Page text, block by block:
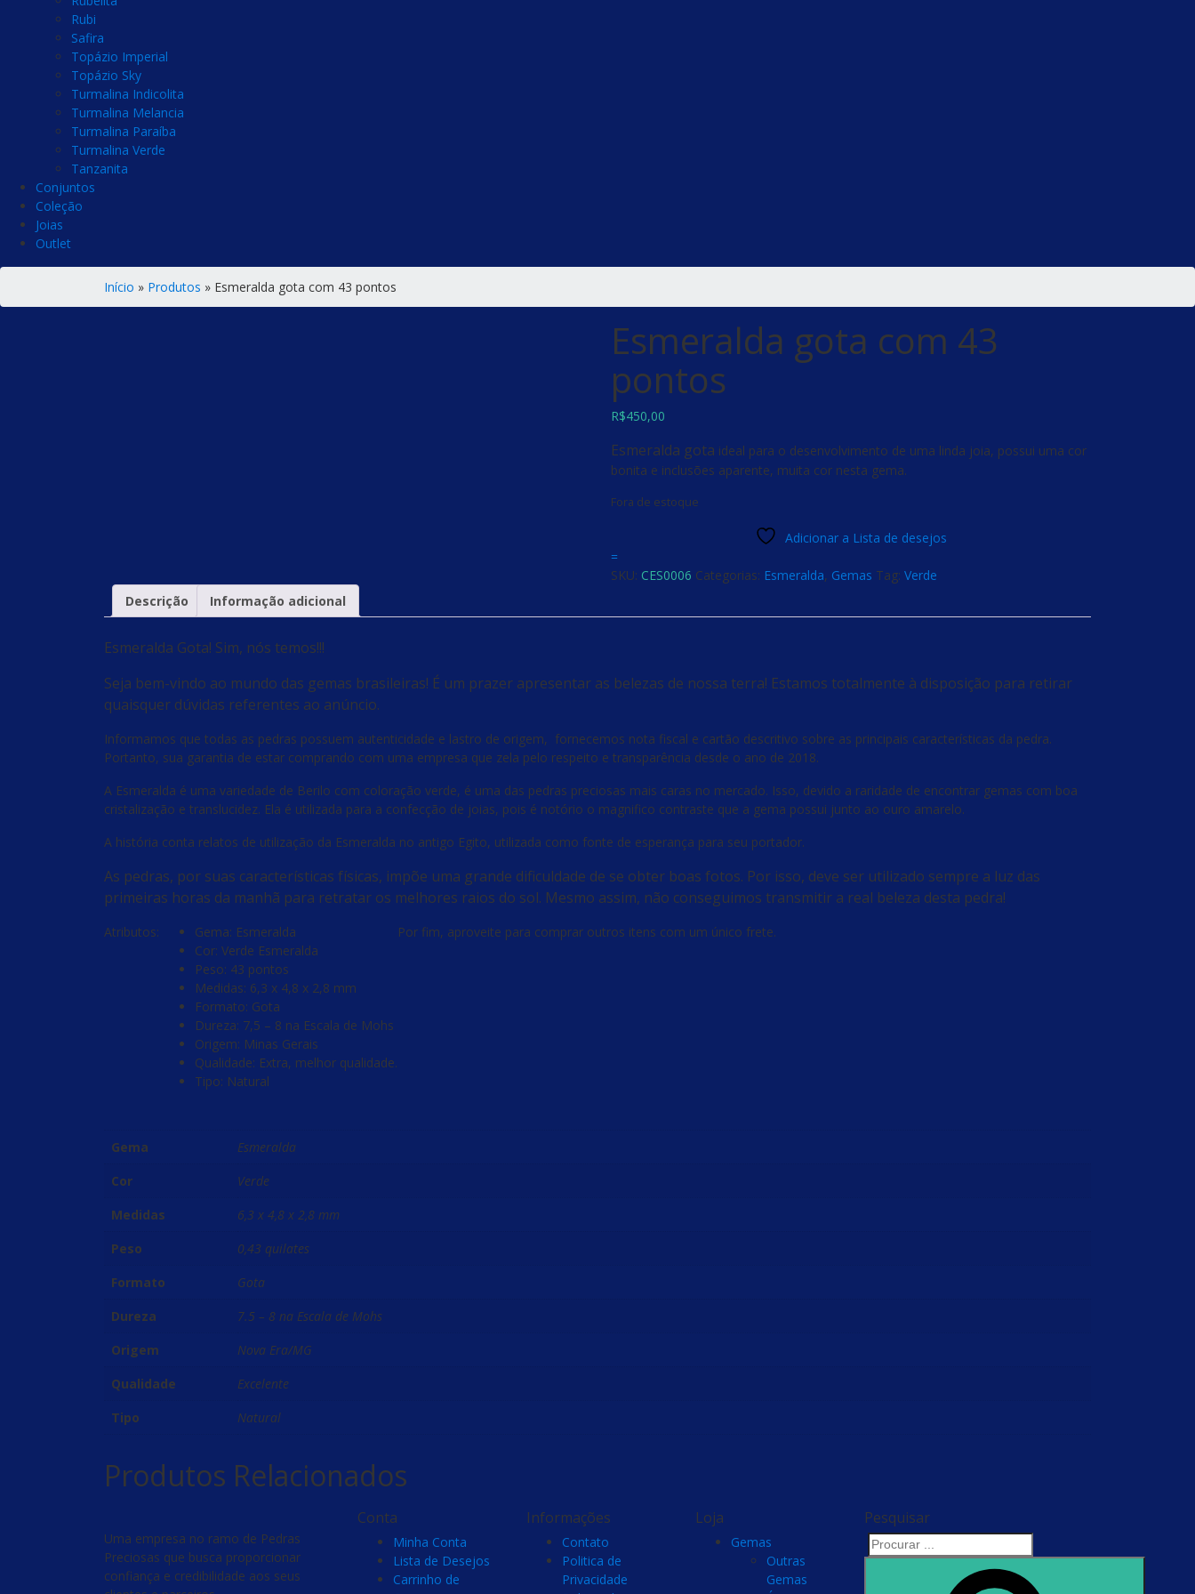
Rubi
Safira
Topázio Imperial
Topázio Sky
Turmalina Indicolita
Turmalina Melancia
Turmalina Paraíba
Turmalina Verde
Tanzanita
Conjuntos
Coleção
Joias
Outlet
Início » Produtos » Esmeralda gota com 43 pontos
Esmeralda gota com 43
pontos
R$450,00
Esmeralda gota ideal para o desenvolvimento de uma linda joia, possui uma cor
bonita e inclusões aparente, muita cor nesta gema.
Fora de estoque
Adicionar a Lista de desejos
=
SKU: CES0006 Categorias: Esmeralda, Gemas Tag: Verde
Descrição
Informação adicional
Esmeralda Gota! Sim, nós temos!!!
Seja bem-vindo ao mundo das gemas brasileiras! É um prazer apresentar as belezas de nossa terra! Estamos totalmente à disposição para retirar
quaisquer dúvidas referentes ao anúncio.
Informamos que todas as pedras possuem autenticidade e lastro de origem, fornecemos nota fiscal e cartão descritivo sobre as principais características da pedra.
Portanto, sua garantia de estar comprando com uma empresa que zela pelo respeito e transparência desde o ano de 2018.
A Esmeralda é uma variedade de Berilo com coloração verde, é uma das pedras preciosas mais caras no mercado. Isso, devido a raridade de encontrar gemas com boa
cristalização e translucidez. Ela é utilizada para a confecção de joias, pois é notório o magnifico contraste que a gema possui junto ao ouro amarelo.
A história conta relatos de utilização da Esmeralda no antigo Egito, utilizada como fonte de esperança para seu portador.
As pedras, por suas características físicas, impõe uma grande dificuldade de se obter boas fotos. Por isso, deve ser utilizado sempre a luz das
primeiras horas da manhã para retratar os melhores raios do sol. Mesmo assim, não conseguimos transmitir a real beleza desta pedra!
Atributos:
Gema: Esmeralda
Cor: Verde Esmeralda
Peso: 43 pontos
Medidas: 6,3 x 4,8 x 2,8 mm
Formato: Gota
Dureza: 7,5 – 8 na Escala de Mohs
Origem: Minas Gerais
Qualidade: Extra, melhor qualidade.
Tipo: Natural
Por fim, aproveite para comprar outros itens com um único frete.
Gema
Esmeralda
Cor
Verde
Medidas
6,3 x 4,8 x 2,8 mm
Peso
0,43 quilates
Formato
Gota
Dureza
7.5 – 8 na Escala de Mohs
Origem
Nova Era/MG
Qualidade
Excelente
Tipo
Natural
Produtos Relacionados
Uma empresa no ramo de Pedras
Preciosas que busca proporcionar
confiança e credibilidade aos seus
Conta
Minha Conta
Lista de Desejos
Carrinho de
Informações
Contato
Politica de
Privacidade
Loja
Gemas
Outras
Gemas
Pesquisar